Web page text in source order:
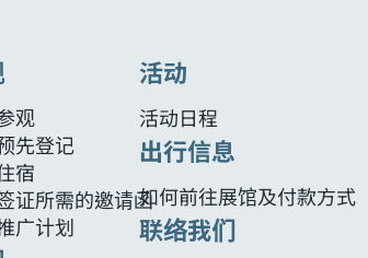
观
先登记
宿
证所需的邀请函
广计划
活动
活动日程
出行信息
如何前往展馆及付款方式
联络我们